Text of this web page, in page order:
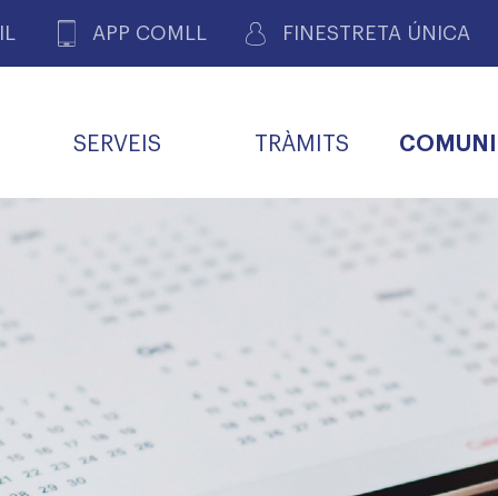
APP COMLL FINESTRETA ÚNICA
SERVEIS TRÀMITS
DE GOVERNI NOVES
BORSA DE FEINA
SERVEIS PER A LES
FAMÍLIES I LA LLAR
FARMACÈUTIQUES
R
COL·LEGIAT
TALONARIS
Metges
Assistència